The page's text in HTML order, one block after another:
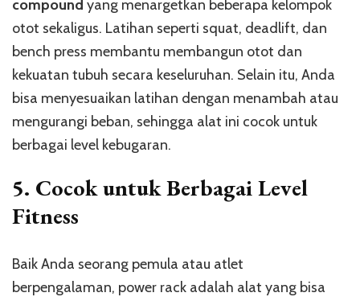
compound yang menargetkan beberapa kelompok
otot sekaligus. Latihan seperti squat, deadlift, dan
bench press membantu membangun otot dan
kekuatan tubuh secara keseluruhan. Selain itu, Anda
bisa menyesuaikan latihan dengan menambah atau
mengurangi beban, sehingga alat ini cocok untuk
berbagai level kebugaran.
5. Cocok untuk Berbagai Level
Fitness
Baik Anda seorang pemula atau atlet
berpengalaman, power rack adalah alat yang bisa